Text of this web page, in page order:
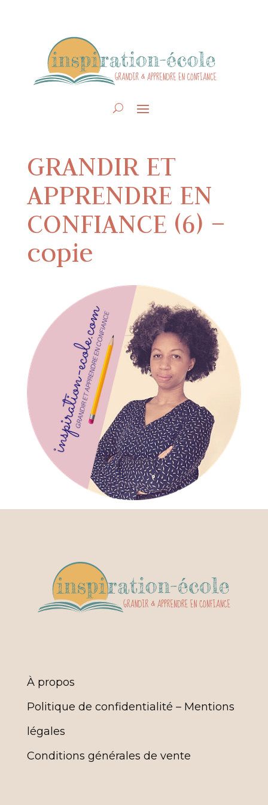
GRANDIR ET
APPRENDRE EN
CONFIANCE (6) –
copie
À propos
Politique de confidentialité – Mentions
légales
Conditions générales de vente